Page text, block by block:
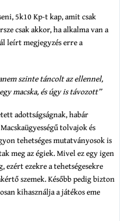
5k10 Kp-t kap, amit csak
csak akkor, ha alkalma van a
leírt megjegyzés erre a
szinte táncolt az ellennel,
macska, és úgy is távozott”
adottságságnak, habár
tolvajok és
tehetséges mutatványosok is
meg az égiek. Mivel ez egy igen
ezért ezekre a tehetségesekre
szemek. Később pedig bizton
kihasználja a játékos eme